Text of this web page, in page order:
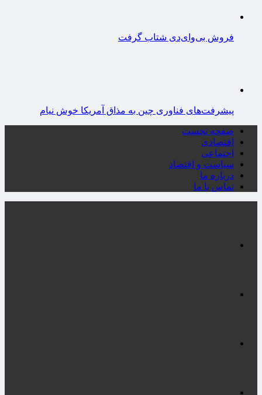
فروش بی‌وای‌دی شتاب گرفت
پیشرفت‌های فناوری چین به مذاق آمریکا خوش نیام
صفحه نخست
اقتصادی
اجتماعی
سیاست و اقتصاد
درباره ما
تماس با ما